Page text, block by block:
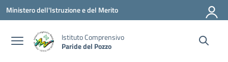
Vai ai contenuti
Vai al menu di navigazione
Vai al footer
Ministero dell'Istruzione e del Merito
Istituto Comprensivo
Paride del Pozzo